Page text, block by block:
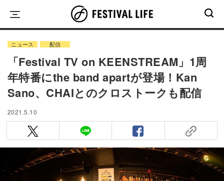
content
ニュース 配信
「Festival TV on KEENSTREAM」1周
年特番にthe band apartが登場！Kan
Sano、CHAIとのクロストークも配信
2021.5.10